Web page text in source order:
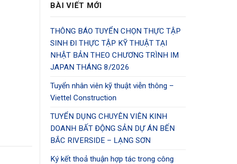
BÀI VIẾT MỚI
THÔNG BÁO TUYỂN CHỌN THỰC TẬP
SINH ĐI THỰC TẬP KỸ THUẬT TẠI
NHẬT BẢN THEO CHƯƠNG TRÌNH IM
JAPAN THÁNG 8/2026
Tuyển nhân viên kỹ thuật viễn thông –
Viettel Construction
TUYỂN DỤNG CHUYÊN VIÊN KINH
DOANH BẤT ĐỘNG SẢN DỰ ÁN BẾN
BẮC RIVERSIDE – LẠNG SƠN
Ký kết thoả thuận hợp tác trong công